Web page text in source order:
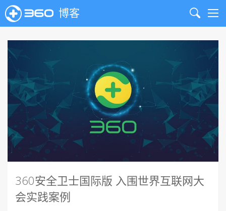
博客
Search
360安全卫士国际版 入围世界互联网大
会实践案例